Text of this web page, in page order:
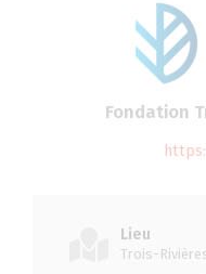
Fondation
Lieu
Trois-